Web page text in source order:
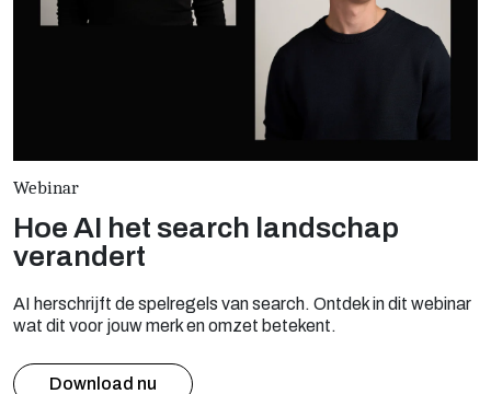
Webinar
Hoe AI het search landschap
verandert
AI herschrijft de spelregels van search. Ontdek in dit webinar
wat dit voor jouw merk en omzet betekent.
Download nu